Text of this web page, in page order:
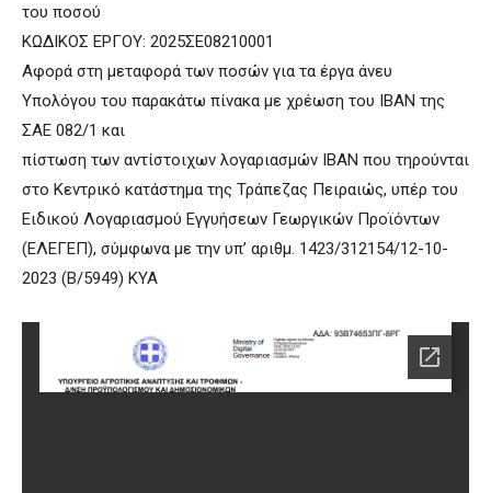
του ποσού
ΚΩΔΙΚΟΣ ΕΡΓΟΥ: 2025ΣΕ08210001
Αφορά στη μεταφορά των ποσών για τα έργα άνευ
Υπολόγου του παρακάτω πίνακα με χρέωση του ΙΒΑΝ της
ΣΑΕ 082/1 και
πίστωση των αντίστοιχων λογαριασμών ΙΒΑΝ που τηρούνται
στο Κεντρικό κατάστημα της Τράπεζας Πειραιώς, υπέρ του
Ειδικού Λογαριασμού Εγγυήσεων Γεωργικών Προϊόντων
(ΕΛΕΓΕΠ), σύμφωνα με την υπ’ αριθμ. 1423/312154/12-10-
2023 (Β/5949) ΚΥΑ